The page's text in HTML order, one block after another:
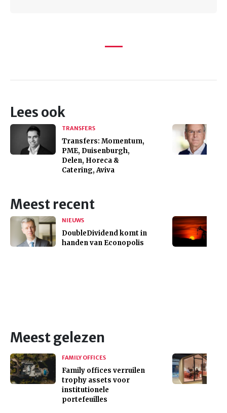
Lees ook
TRANSFERS
Transfers: Momentum,
PME, Duisenburgh,
Delen, Horeca &
Catering, Aviva
Meest recent
NIEUWS
DoubleDividend komt in
handen van Econopolis
Meest gelezen
FAMILY OFFICES
Family offices verruilen
trophy assets voor
institutionele
portefeuilles